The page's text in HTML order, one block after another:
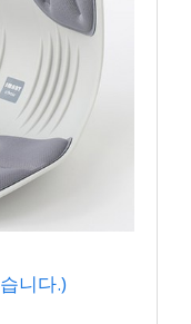
니다.)